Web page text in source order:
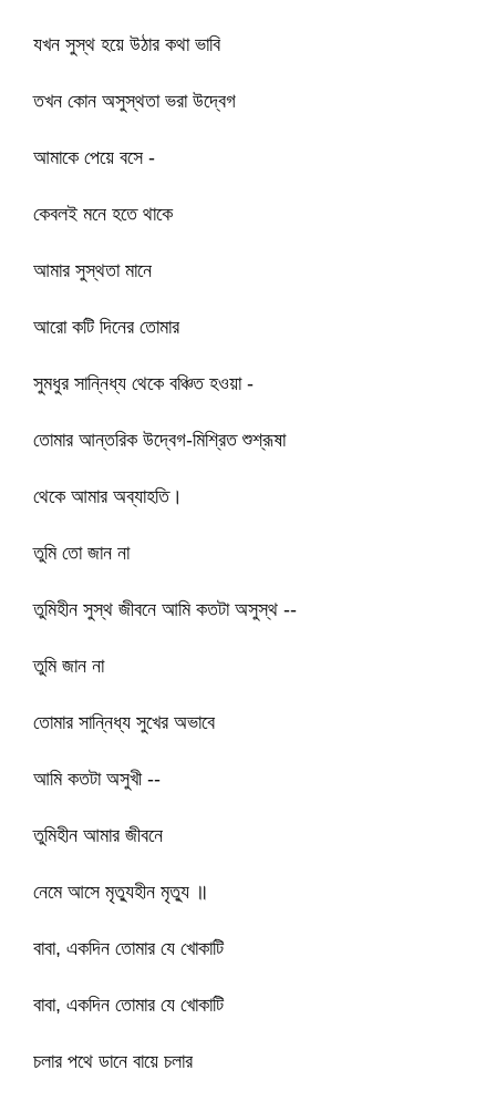
যখন সুস্থ হয়ে উঠার কথা ভাবি
তখন কোন অসুস্থতা ভরা উদ্বেগ
আমাকে পেয়ে বসে -
কেবলই মনে হতে থাকে
আমার সুস্থতা মানে
আরো কটি দিনের তোমার
সুমধুর সান্নিধ্য থেকে বঞ্চিত হওয়া -
তোমার আন্তরিক উদ্বেগ-মিশ্রিত শুশ্রূষা
থেকে আমার অব্যাহতি।
তুমি তো জান না
তুমিহীন সুস্থ জীবনে আমি কতটা অসুস্থ --
তুমি জান না
তোমার সান্নিধ্য সুখের অভাবে
আমি কতটা অসুখী --
তুমিহীন আমার জীবনে
নেমে আসে মৃত্যুহীন মৃত্যু ॥
বাবা, একদিন তোমার যে খোকাটি
বাবা, একদিন তোমার যে খোকাটি
চলার পথে ডানে বায়ে চলার